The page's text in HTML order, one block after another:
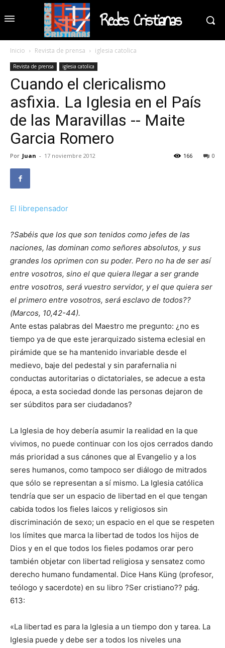
Redes Cristianas
Inicio Revista de prensa iglesia catolica
Revista de prensa iglesia catolica
Cuando el clericalismo
asfixia. La Iglesia en el País
de las Maravillas -- Maite
Garcia Romero
Por Juan - 17 noviembre 2012 0
166
El librepensador
?Sabéis que los que son tenidos como jefes de las
naciones, las dominan como señores absolutos, y sus
grandes los oprimen con su poder. Pero no ha de ser así
entre vosotros, sino el que quiera llegar a ser grande
entre vosotros, será vuestro servidor, y el que quiera ser
el primero entre vosotros, será esclavo de todos??
(Marcos, 10,42-44).
Ante estas palabras del Maestro me pregunto: ¿no es
tiempo ya de que este jerarquizado sistema eclesial en
pirámide que se ha mantenido invariable desde el
medievo, baje del pedestal y sin parafernalia ni
conductas autoritarias o dictatoriales, se adecue a esta
época, a esta sociedad donde las personas dejaron de
ser súbditos para ser ciudadanos?
La Iglesia de hoy debería asumir la realidad en la que
vivimos, no puede continuar con los ojos cerrados dando
más prioridad a sus cánones que al Evangelio y a los
seres humanos, como tampoco ser diálogo de mitrados
que sólo se representan a sí mismo. La Iglesia católica
tendría que ser un espacio de libertad en el que tengan
cabida todos los fieles laicos y religiosos sin
discriminación de sexo; un espacio en el que se respeten
los límites que marca la libertad de todos los hijos de
Dios y en el que todos los fieles podamos orar pero
también objetar con libertad religiosa y sensatez como
derecho humano fundamental. Dice Hans Küng (profesor,
teólogo y sacerdote) en su libro ?Ser cristiano?? pág.
613:
«La libertad es para la Iglesia a un tiempo don y tarea. La
Iglesia puede y debe ser a todos los niveles una